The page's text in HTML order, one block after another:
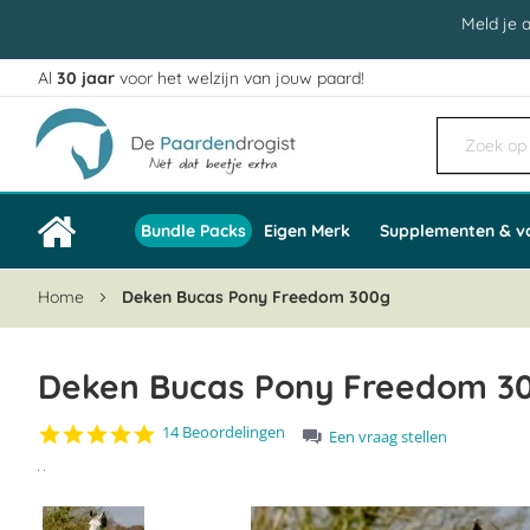
Meld je
Ga
naar
de
inhoud
Al 30 jaar voor het welzijn van jouw paard!
Bundle Packs Eigen Merk Supplementen &
Home Deken Bucas Pony Freedom 300g
Deken Bucas Pony Freedom
4.9
14 Beoordelingen
Een vraag stellen
het